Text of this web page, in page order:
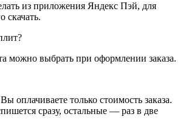
из приложения Яндекс Пэй, для
скачать.
можно выбрать при оформлении заказа.
оплачиваете только стоимость заказа.
сразу, остальные — раз в две